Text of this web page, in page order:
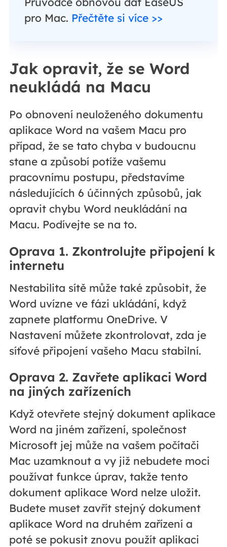
pro Mac. Přečtěte si více >>
Jak opravit, že se Word
neukládá na Macu
Po obnovení neuloženého dokumentu
aplikace Word na vašem Macu pro
případ, že se tato chyba v budoucnu
stane a způsobí potíže vašemu
pracovnímu postupu, představíme
následujících 6 účinných způsobů, jak
opravit chybu Word neukládání na
Macu. Podívejte se na to.
Oprava 1. Zkontrolujte připojení k
internetu
Nestabilita sítě může také způsobit, že
Word uvízne ve fázi ukládání, když
zapnete platformu OneDrive. V
Nastavení můžete zkontrolovat, zda je
síťové připojení vašeho Macu stabilní.
Oprava 2. Zavřete aplikaci Word
na jiných zařízeních
Když otevřete stejný dokument aplikace
Word na jiném zařízení, společnost
Microsoft jej může na vašem počítači
Mac uzamknout a vy již nebudete moci
používat funkce úprav, takže tento
dokument aplikace Word nelze uložit.
Budete muset zavřít stejný dokument
aplikace Word na druhém zařízení a
poté se pokusit znovu použít aplikaci